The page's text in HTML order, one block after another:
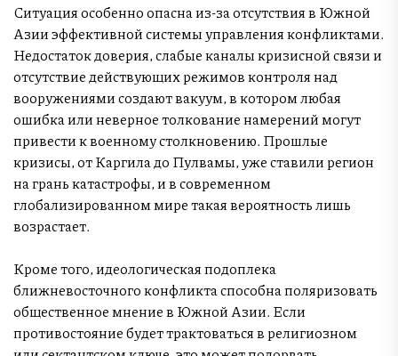
Ситуация особенно опасна из-за отсутствия в Южной
Азии эффективной системы управления конфликтами.
Недостаток доверия, слабые каналы кризисной связи и
отсутствие действующих режимов контроля над
вооружениями создают вакуум, в котором любая
ошибка или неверное толкование намерений могут
привести к военному столкновению. Прошлые
кризисы, от Каргила до Пулвамы, уже ставили регион
на грань катастрофы, и в современном
глобализированном мире такая вероятность лишь
возрастает.
Кроме того, идеологическая подоплека
ближневосточного конфликта способна поляризовать
общественное мнение в Южной Азии. Если
противостояние будет трактоваться в религиозном